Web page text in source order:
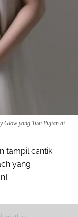
Glow yang Tuai Pujian di
tampil cantik
yang